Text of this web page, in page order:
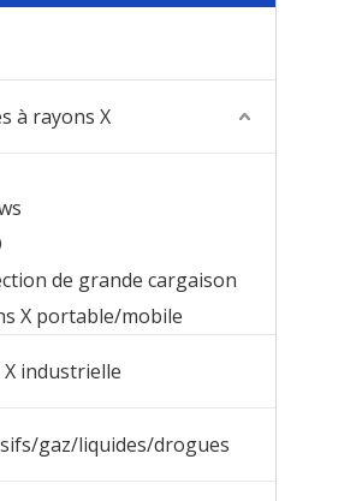
à rayons X
de grande cargaison
X portable/mobile
industrielle
gaz/liquides/drogues